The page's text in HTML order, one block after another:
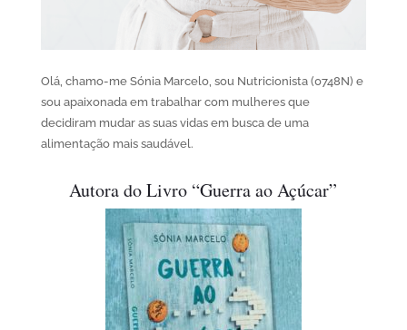
Olá, chamo-me Sónia Marcelo, sou Nutricionista (0748N) e
sou apaixonada em trabalhar com mulheres que
decidiram mudar as suas vidas em busca de uma
alimentação mais saudável.
Autora do Livro “Guerra ao Açúcar”